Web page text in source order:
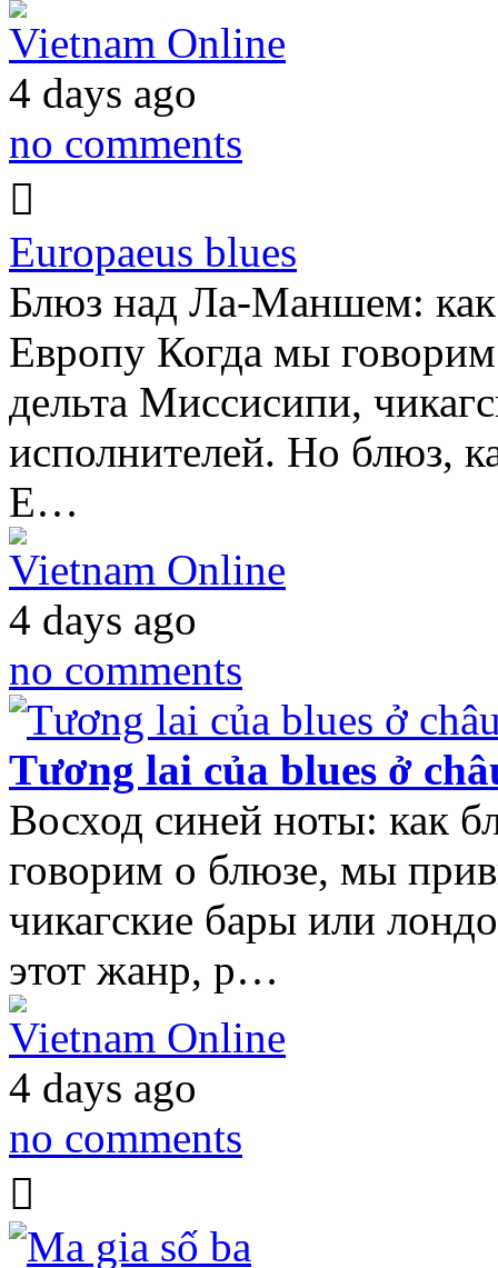
Vietnam Online
4 days ago
no comments
Europaeus blues
Блюз над Ла-Маншем: как
Европу Когда мы
дельта Миссисипи,
исполнителей. Но блюз,
Е…
Vietnam Online
4 days ago
no comments
Tương lai của blues ở
Восход синей ноты: как
говорим о блюзе, мы
чикагские бары или
этот жанр, р…
Vietnam Online
4 days ago
no comments